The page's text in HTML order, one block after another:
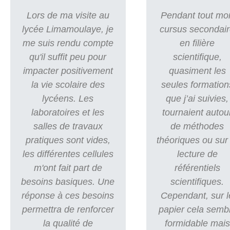
Lors de ma visite au
lycée Limamoulaye, je
me suis rendu compte
qu'il suffit peu pour
impacter positivement
la vie scolaire des
lycéens. Les
laboratoires et les
salles de travaux
pratiques sont vides,
les différentes cellules
m'ont fait part de
besoins basiques. Une
réponse à ces besoins
permettra de renforcer
la qualité de
Pendant tout
cursus
en filière
scientifique,
quasiment les
seules
que j’ai suivies,
tournaient
de méthodes
théoriques ou sur
lecture de
référentiels
scientifiques.
Cependant, sur
papier cela
formidable mais